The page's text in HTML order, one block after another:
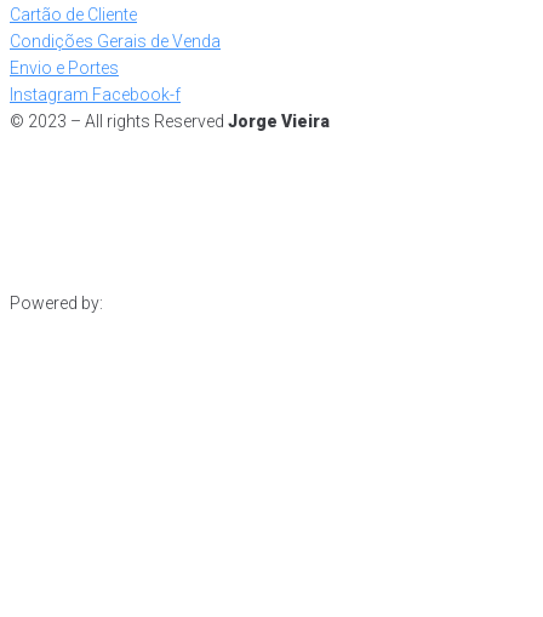
Cartão de Cliente
Condições Gerais de Venda
Envio e Portes
Instagram Facebook-f
© 2023 – All rights Reserved Jorge Vieira
Powered by: